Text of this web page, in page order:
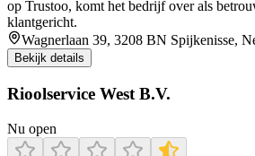
op Trustoo, komt het bedrijf over als
klantgericht.
Wagnerlaan 39, 3208 BN Spijkenisse,
Bekijk details
Rioolservice West B.V.
Nu open